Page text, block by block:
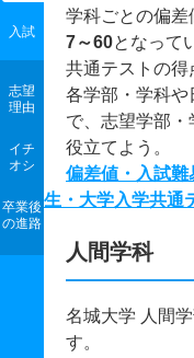
入試
志望
理由
イチ
オシ
卒業後
の進路
学科ごとの偏差
7～60となって
共通テストの得
各学部・学科
で、志望学部
役立てよう。
偏差値・入試
生・大学入学共通
人間学科
名城大学 人間
す。